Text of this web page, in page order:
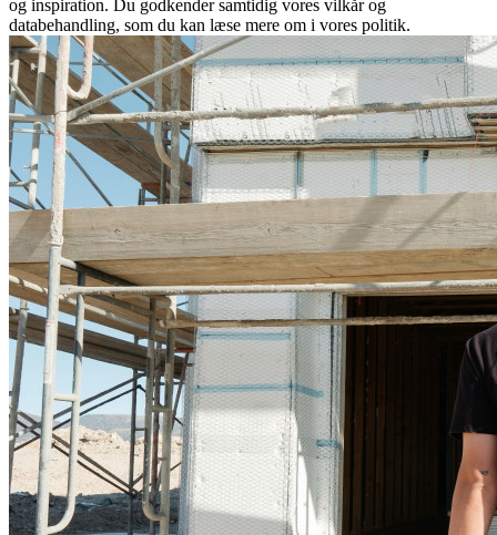
og inspiration. Du godkender samtidig vores vilkår og
databehandling, som du kan læse mere om i vores politik.